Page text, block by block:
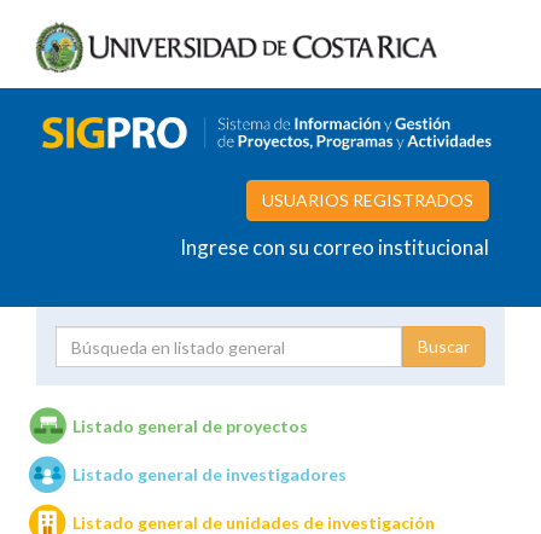
USUARIOS REGISTRADOS
Ingrese con su correo institucional
Unidades de investigación
Listado general de proyectos
Listado general de investigadores
Listado general de unidades de investigación